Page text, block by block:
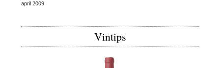
april 2009
Vintips